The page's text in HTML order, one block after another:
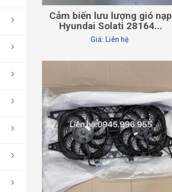
Cảm biến lưu lượng gió nạp
Hyundai Solati 28164...
Giá: Liên hệ